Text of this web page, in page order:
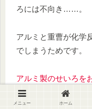
ろには不向き……。
アルミと重曹が化学
でしまうためです。
アルミ製のせいろを
洗えば大丈夫ですよ♪
メニュー ホーム